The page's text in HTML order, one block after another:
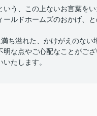
いう、この上ないお言葉を
ルドホームズのおかげ、
ち溢れた、かけがえのない
な点やご心配なことがご
たします。